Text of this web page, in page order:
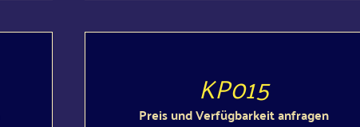
KP015
Preis und Verfügbarkeit anfragen